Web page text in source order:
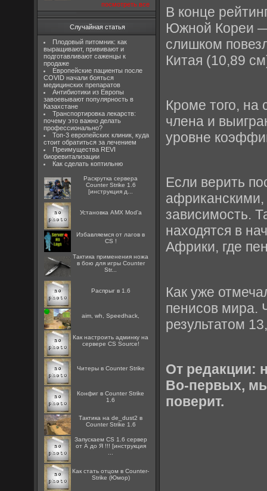
посмотреть все
Случайная статья
Плодовый питомник: как
выращивают, прививают и
подготавливают саженцы к
продаже
Европейские пациенты после
COVID начали бояться
медицинских препаратов
Антибиотики из Европы
завоевывают популярность в
Казахстане
Транспортировка лекарств:
почему это важно делать
профессионально?
Топ-3 европейских клиник, куда
стоит обратиться за лечением
Преимущества REVI
биоревитализации
Как сделать коптильню
Раскрутка сервера
Counter Strike 1.6
[инструкция д...
Установка AMX Mod'a
Избавляемся от лагов в
CS !
Тактика применения ножа
в бою для игры Counter
Str...
Распрыг в 1.6
aim, wh, Speedhack,
Как настроить админку на
сервере CS Source!
Читеры в Counter Strike
Конфиг в Counter Strike
1.6
Тактика на de_dust2 в
Counter Strike 1.6
Запускаем CS 1.6 сервер
от А до Я !!! [инструкция
Как стать отцом в Counter-
Strike (Юмор)
В конце
Южной Кореи
слишком
Китая (10,89
Кроме того, на
члена и
уровне
Если верить
африканскими,
зависимость.
находятся в
Африки, где
Как уже
пенисов мира.
результатом
От редакции:
Во-первых, мы
поверит.